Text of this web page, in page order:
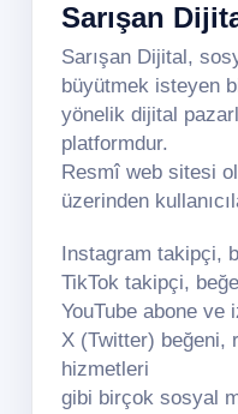
Sarışan
Sarışan Dijital,
büyütmek isteyen
yönelik dijital
platformdur.
Resmî web sitesi
üzerinden
Instagram takipçi,
TikTok takipçi,
YouTube abone ve
X (Twitter) beğeni,
hizmetleri
gibi birçok sosyal